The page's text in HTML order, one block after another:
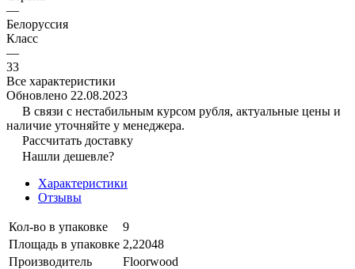
—
Белоруссия
Класс
—
33
Все характеристики
Обновлено 22.08.2023
В связи с нестабильным курсом рубля, актуальные цены и
наличие уточняйте у менеджера.
Рассчитать доставку
Нашли дешевле?
Характеристики
Отзывы
Кол-во в упаковке
9
Площадь в упаковке 2,22048
Производитель
Floorwood